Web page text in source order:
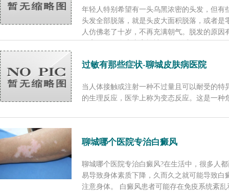
年轻人特别希望有一头乌黑浓密的头发，但有
头发全部脱落，就是头皮大面积脱落，或者是
人仿佛老了十岁，不再充满朝气。脱发的原
很高，但很多患者害怕被别人笑话，不...[了解
过敏有那些症状-聊城皮肤病医院
当人体接触或注射一种不过量且可以耐受的特
的生理反应，医学上称为变态反应。这是一种
聊城哪个医院专治白癜风
聊城哪个医院专治白癜风?在生活中，很多人
易导致身体素质下降，久而久之就可能导致白
注意身体。 白癜风患者可能存在免疫系统紊